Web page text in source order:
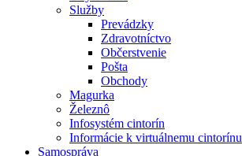
Služby
Prevádzky
Zdravotníctvo
Občerstvenie
Pošta
Obchody
Magurka
Železnô
Infosystém cintorín
Informácie k virtuálnemu cintorínu
Samospráva